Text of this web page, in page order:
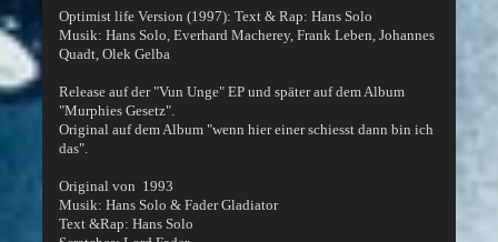
Optimist life Version (1997): Text & Rap: Hans Solo
Musik: Hans Solo, Everhard Macherey, Frank Leben, Johannes
Quadt, Olek Gelba
Release auf der "Vun Unge" EP und später auf dem Album
"Murphies Gesetz".
Original auf dem Album "wenn hier einer schiesst dann bin ich
das".
Original von 1993
Musik: Hans Solo & Fader Gladiator
Text &Rap: Hans Solo